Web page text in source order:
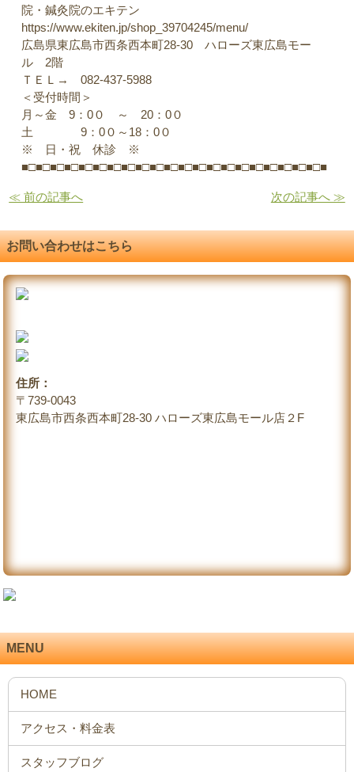
院・鍼灸院のエキテン
https://www.ekiten.jp/shop_39704245/menu/
広島県東広島市西条西本町28-30 ハローズ東広島モー
ル 2階
ＴＥＬ→ 082-437-5988
＜受付時間＞
月～金 9：0０ ～ 20：0０
土 9：0０～18：0０
※ 日・祝 休診 ※
■□■□■□■□■□■□■□■□■□■□■□■□■□■□■□■□■□■□■□■□■□■
≪ 前の記事へ 次の記事へ ≫
お問い合わせはこちら
住所：
〒739-0043
東広島市西条西本町28-30 ハローズ東広島モール店２F
MENU